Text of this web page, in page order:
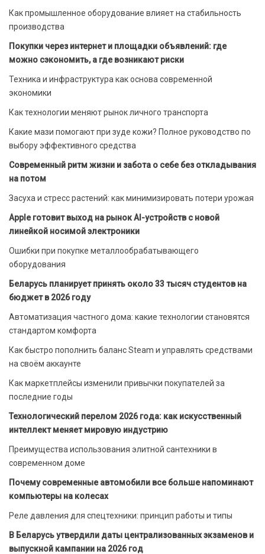
Как промышленное оборудование влияет на стабильность
производства
Покупки через интернет и площадки объявлений: где
можно сэкономить, а где возникают риски
Техника и инфраструктура как основа современной
экономики
Как технологии меняют рынок личного транспорта
Какие мази помогают при зуде кожи? Полное руководство по
выбору эффективного средства
Современный ритм жизни и забота о себе без откладывания
на потом
Засуха и стресс растений: как минимизировать потери урожая
Apple готовит выход на рынок AI-устройств с новой
линейкой носимой электроники
Ошибки при покупке металлообрабатывающего
оборудования
Беларусь планирует принять около 33 тысяч студентов на
бюджет в 2026 году
Автоматизация частного дома: какие технологии становятся
стандартом комфорта
Как быстро пополнить баланс Steam и управлять средствами
на своём аккаунте
Как маркетплейсы изменили привычки покупателей за
последние годы
Технологический перелом 2026 года: как искусственный
интеллект меняет мировую индустрию
Преимущества использования элитной сантехники в
современном доме
Почему современные автомобили все больше напоминают
компьютеры на колесах
Реле давления для спецтехники: принцип работы и типы
В Беларусь утвердили даты централизованных экзаменов и
выпускной кампании на 2026 год